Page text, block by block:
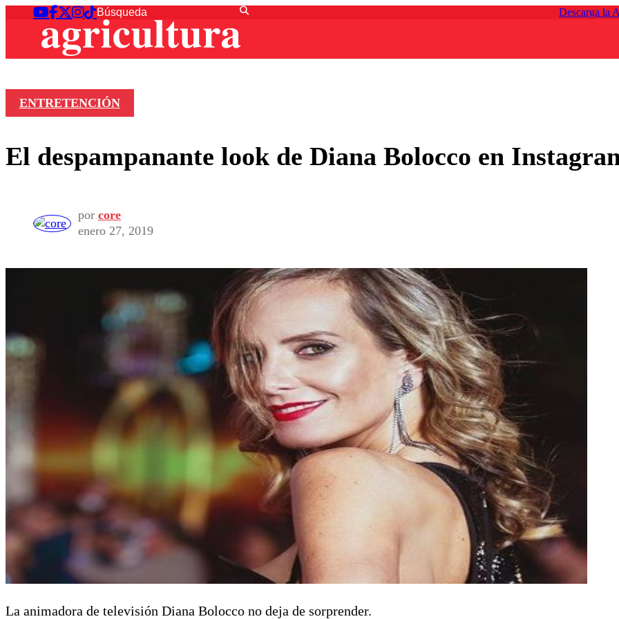
Descarga la
ENTRETENCIÓN
El despampanante look de Diana Bolocco en
por core
enero 27, 2019
La animadora de televisión Diana Bolocco no deja de sorprender.